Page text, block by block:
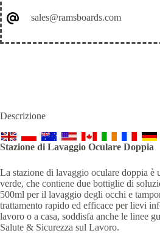
sales@ramsboards.com
Descrizione
Stazione di Lavaggio Oculare Doppia
La stazione di lavaggio oculare doppia è
verde, che contiene due bottiglie di
500ml per il lavaggio degli occhi e
trattamento rapido ed efficace per lievi
lavoro o a casa, soddisfa anche le linee
Salute & Sicurezza sul Lavoro.